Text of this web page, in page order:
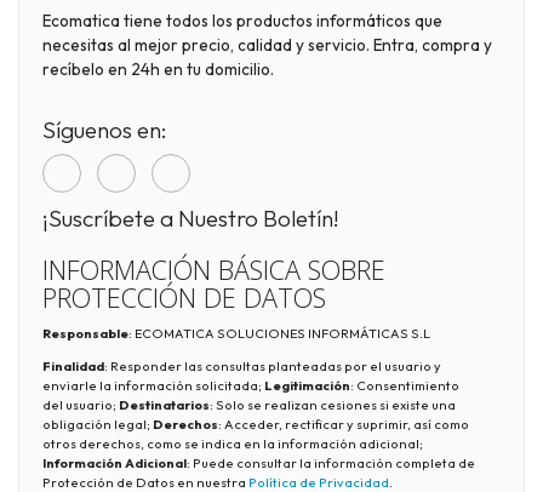
Ecomatica tiene todos los productos informáticos que
necesitas al mejor precio, calidad y servicio. Entra, compra y
recíbelo en 24h en tu domicilio.
Síguenos en:
¡Suscríbete a Nuestro Boletín!
INFORMACIÓN BÁSICA SOBRE
PROTECCIÓN DE DATOS
Responsable: ECOMATICA SOLUCIONES INFORMÁTICAS S.L
Finalidad: Responder las consultas planteadas por el usuario y
enviarle la información solicitada; Legitimación: Consentimiento
del usuario; Destinatarios: Solo se realizan cesiones si existe una
obligación legal; Derechos: Acceder, rectificar y suprimir, así como
otros derechos, como se indica en la información adicional;
Información Adicional: Puede consultar la información completa de
Protección de Datos en nuestra Política de Privacidad